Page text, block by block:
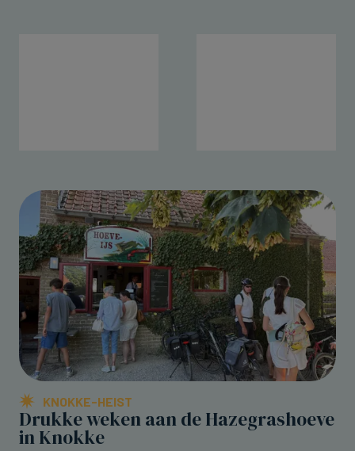
KNOKKE-HEIST
Drukke weken aan de Hazegrashoeve
in Knokke